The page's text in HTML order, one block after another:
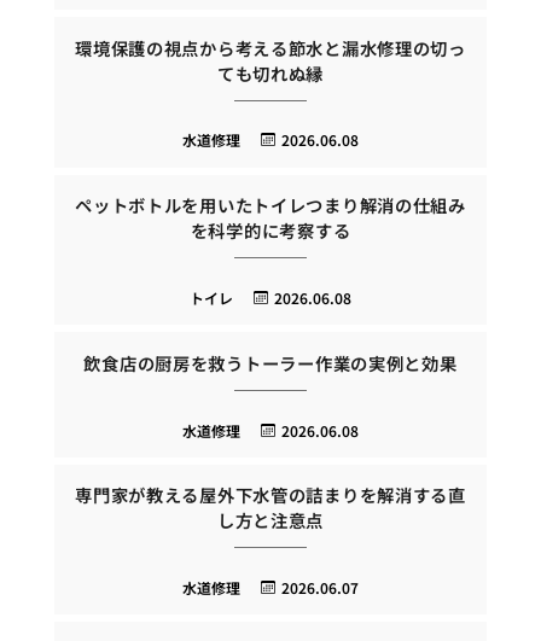
環境保護の視点から考える節水と漏水修理の切っ
ても切れぬ縁
2026.06.08
水道修理
ペットボトルを用いたトイレつまり解消の仕組み
を科学的に考察する
2026.06.08
トイレ
飲食店の厨房を救うトーラー作業の実例と効果
2026.06.08
水道修理
専門家が教える屋外下水管の詰まりを解消する直
し方と注意点
2026.06.07
水道修理